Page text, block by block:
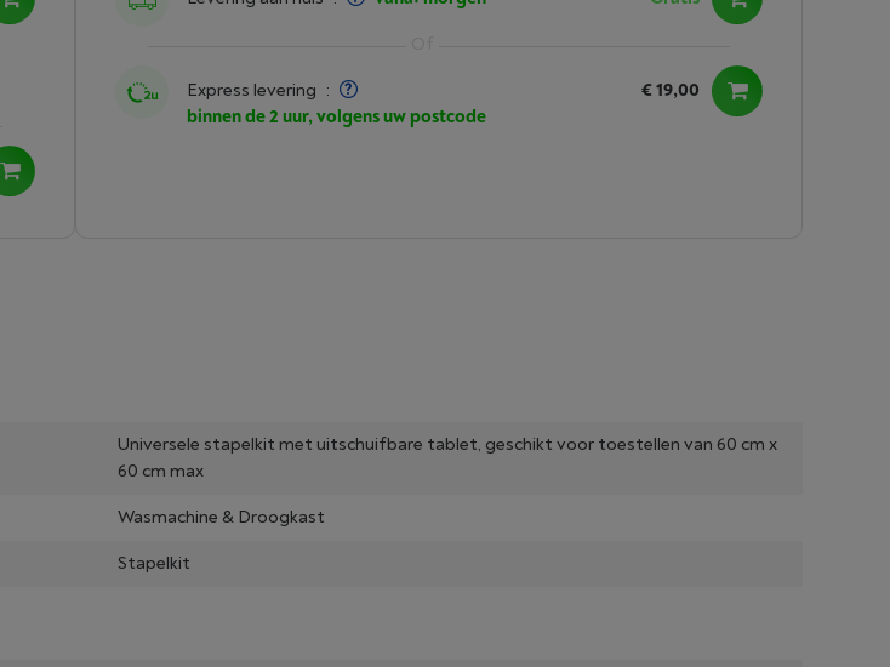
Express levering :
binnen de 2 uur, volgens uw postcode
€ 19,00
Universele stapelkit met uitschuifbare tablet, geschikt voor toestellen van 60 cm x
60 cm max
Wasmachine & Droogkast
Stapelkit